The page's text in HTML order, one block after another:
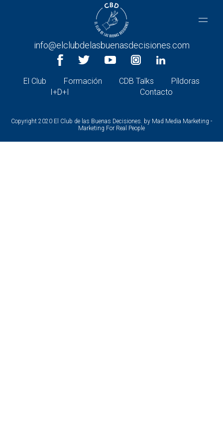
CONTACTA CON NOSOTROS
+34 966 26 30 27 |
info@elclubdelasbuenasdecisiones.com
El Club Formación CDB Talks
Píldoras
I+D+I
Contacto
Copyright 2020 El Club de las Buenas Decisiones. by Mad Media Marketing -
Marketing For Real People